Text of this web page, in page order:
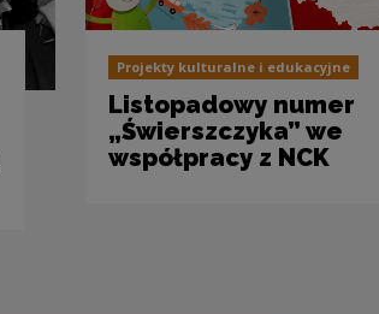
Projekty kulturalne i edukacyjne
Listopadowy numer
„Świerszczyka” we
współpracy z NCK